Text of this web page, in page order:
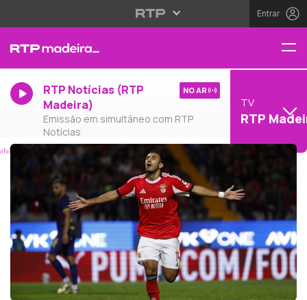
Entrar
RTP Notícias (RTP
Madeira)
Emissão em simultâneo com RTP
Notícias
NO AR
TV
RTP